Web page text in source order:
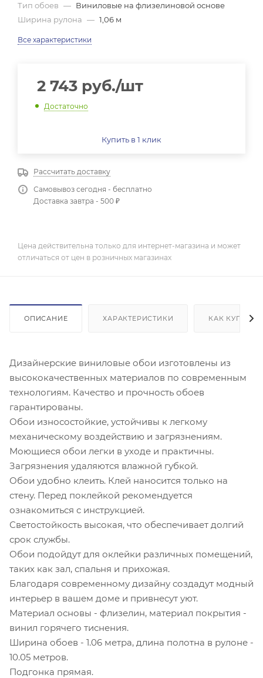
Тип обоев — Виниловые на флизелиновой основе
Ширина рулона — 1,06 м
Все характеристики
2 743 руб./шт
Достаточно
Купить в 1 клик
Рассчитать доставку
Самовывоз сегодня - бесплатно
Доставка завтра - 500 ₽
Цена действительна только для интернет-магазина и может
отличаться от цен в розничных магазинах
ОПИСАНИЕ ХАРАКТЕРИСТИКИ КАК КУПИТЬ
Дизайнерские виниловые обои изготовлены из
высококачественных материалов по современным
технологиям. Качество и прочность обоев
гарантированы.
Обои износостойкие, устойчивы к легкому
механическому воздействию и загрязнениям.
Моющиеся обои легки в уходе и практичны.
Загрязнения удаляются влажной губкой.
Обои удобно клеить. Клей наносится только на
стену. Перед поклейкой рекомендуется
ознакомиться с инструкцией.
Светостойкость высокая, что обеспечивает долгий
срок службы.
Обои подойдут для оклейки различных помещений,
таких как зал, спальня и прихожая.
Благодаря современному дизайну создадут модный
интерьер в вашем доме и привнесут уют.
Материал основы - флизелин, материал покрытия -
винил горячего тиснения.
Ширина обоев - 1.06 метра, длина полотна в рулоне -
10.05 метров.
Подгонка прямая.